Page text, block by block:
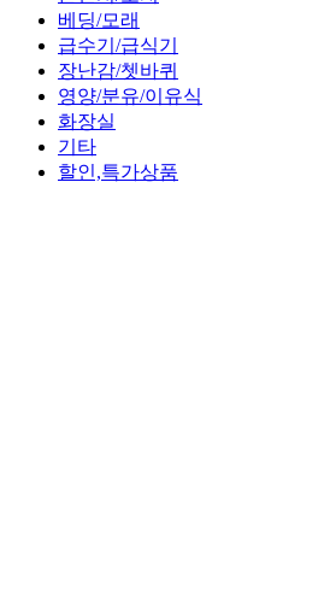
베딩/모래
급수기/급식기
장난감/쳇바퀴
영양/분유/이유식
화장실
기타
할인,특가상품